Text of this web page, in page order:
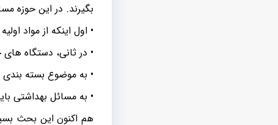
بگیرند. در این حوزه
• اول اینکه از مواد
• در ثانی، دستگاه
• به موضوع بسته بندی
• به مسائل بهداشتی
هم اکنون این بحث